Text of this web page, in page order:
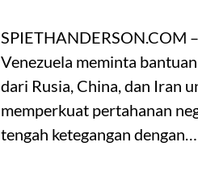
SPIETHANDERSON.COM –
Venezuela meminta
dari Rusia, China, dan Iran
memperkuat pertahanan
tengah ketegangan dengan…